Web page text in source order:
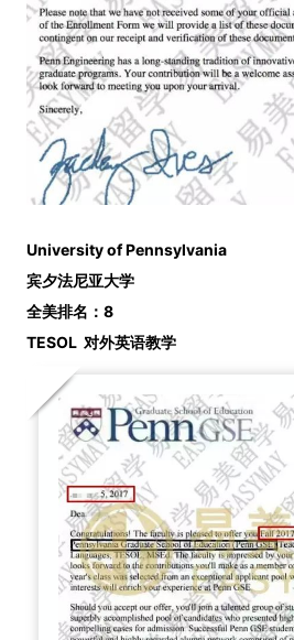
University of Pennsylvania
宾夕法尼亚大学
全美排名：8
TESOL 对外英语教学